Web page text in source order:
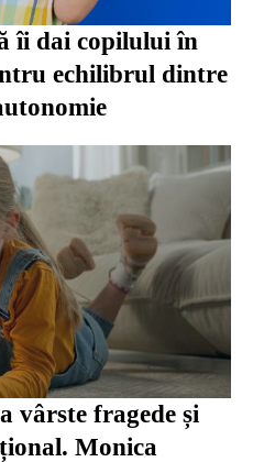
îi dai copilului în
echilibrul dintre
vârste fragede și
Monica